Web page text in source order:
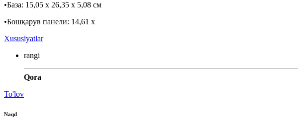
•База: 15,05 x 26,35 x 5,08 см
•Бошқарув панели: 14,61 x
Xususiyatlar
rangi
Qora
To'lov
Naqd